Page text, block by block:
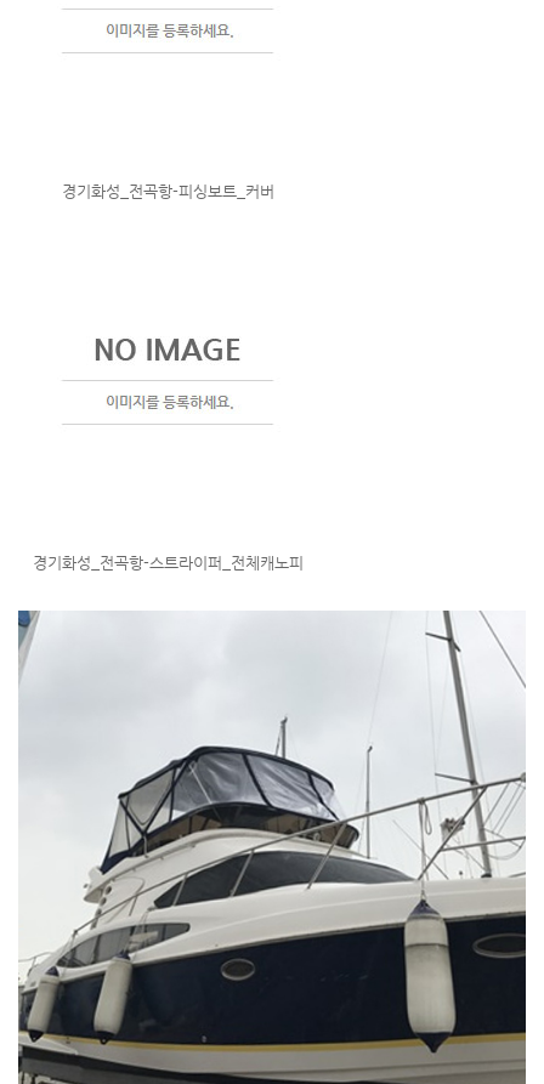
경기화성_전곡항-피싱보트_커버
경기화성_전곡항-스트라이퍼_전체캐노피